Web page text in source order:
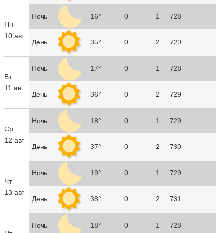
Пн
10 авг
Ночь 16° 0 1 728
День 35° 0 2 729
Вт
11 авг
Ночь 17° 0 1 728
День 36° 0 2 729
Ср
12 авг
Ночь 18° 0 1 729
День 37° 0 2 730
Чт
13 авг
Ночь 19° 0 1 729
День 38° 0 2 731
Ночь 18° 0 1 728